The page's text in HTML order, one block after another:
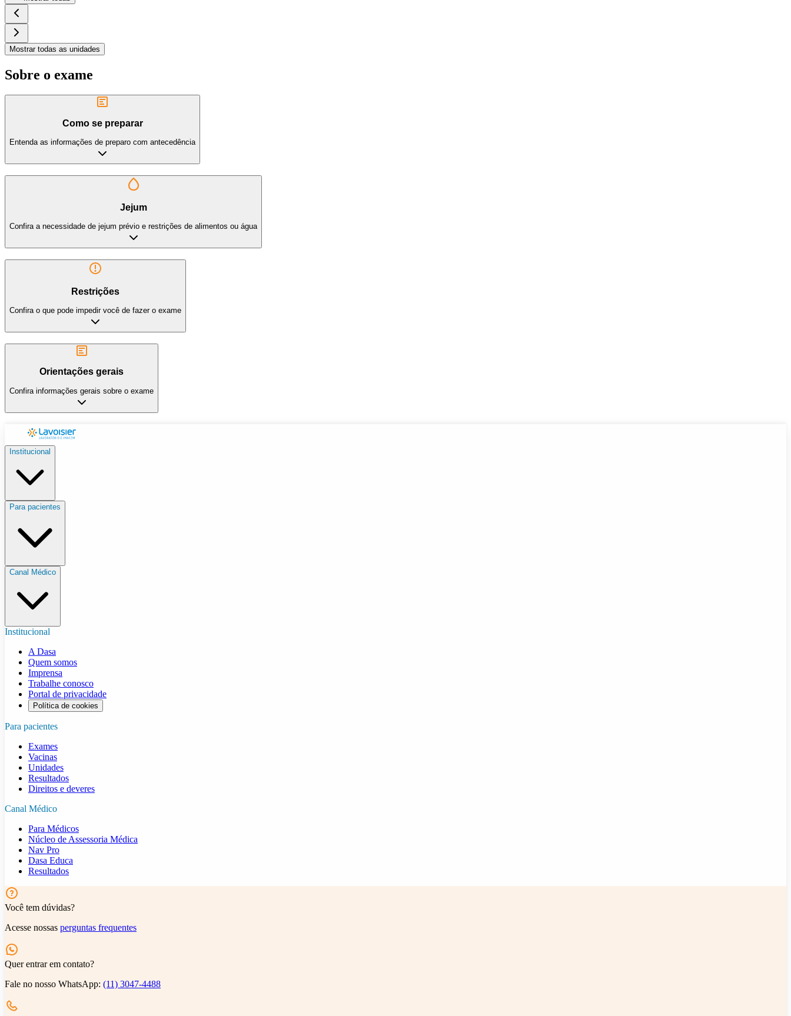
Mostrar todas as unidades
Sobre o exame
Como se preparar
Entenda as informações de preparo com antecedência
Jejum
Confira a necessidade de jejum prévio e restrições de alimentos ou água
Restrições
Confira o que pode impedir você de fazer o exame
Orientações gerais
Confira informações gerais sobre o exame
Institucional
Para pacientes
Canal Médico
Institucional
A Dasa
Quem somos
Imprensa
Trabalhe conosco
Portal de privacidade
Política de cookies
Para pacientes
Exames
Vacinas
Unidades
Resultados
Direitos e deveres
Canal Médico
Para Médicos
Núcleo de Assessoria Médica
Nav Pro
Dasa Educa
Resultados
Você tem dúvidas?
Acesse nossas perguntas frequentes
Quer entrar em contato?
Fale no nosso WhatsApp: (11) 3047-4488